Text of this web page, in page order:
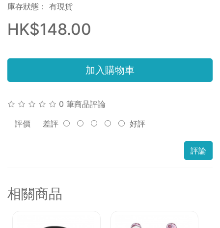
庫存狀態： 有現貨
HK$148.00
加入購物車
0 筆商品評論
評價 差評 好評
評論
相關商品